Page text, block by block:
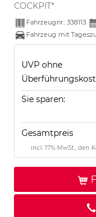
COCKPIT*
Fahrzeugnr.: 338113
Fahrzeug mit
UVP ohne
Sie sparen:
Gesamtpreis
incl. 17% MwSt., den